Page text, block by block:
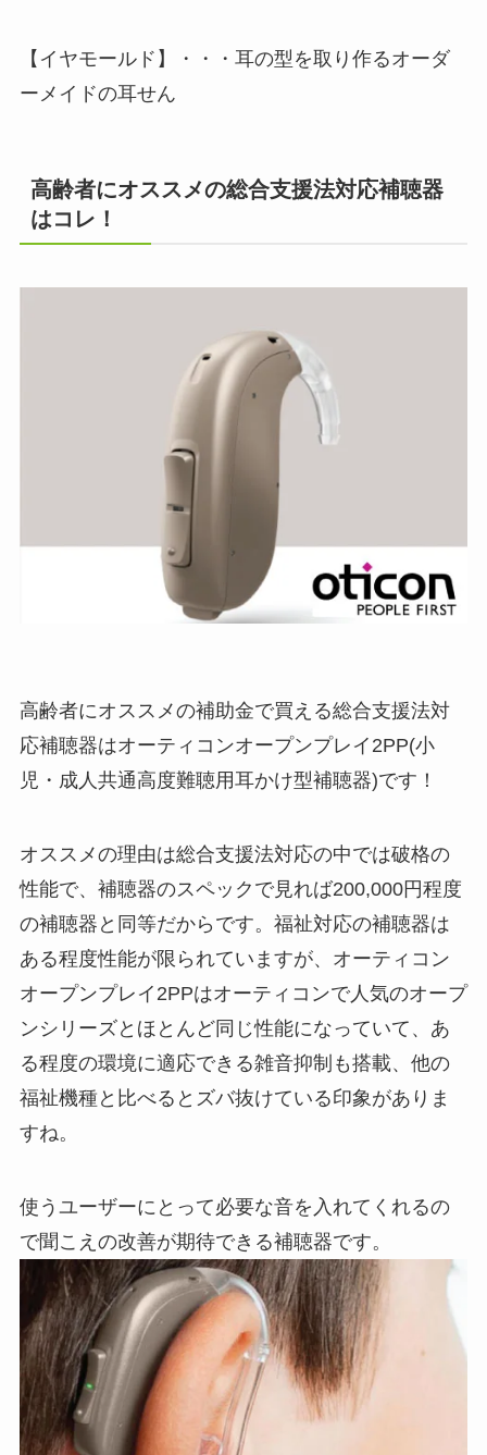
【イヤモールド】・・・耳の型を取り作るオーダ
ーメイドの耳せん
高齢者にオススメの総合支援法対応補聴器
はコレ！
高齢者にオススメの補助金で買える総合支援法対
応補聴器はオーティコンオープンプレイ2PP(小
児・成人共通高度難聴用耳かけ型補聴器)です！
オススメの理由は総合支援法対応の中では破格の
性能で、補聴器のスペックで見れば200,000円程度
の補聴器と同等だからです。福祉対応の補聴器は
ある程度性能が限られていますが、オーティコン
オープンプレイ2PPはオーティコンで人気のオープ
ンシリーズとほとんど同じ性能になっていて、あ
る程度の環境に適応できる雑音抑制も搭載、他の
福祉機種と比べるとズバ抜けている印象がありま
すね。
使うユーザーにとって必要な音を入れてくれるの
で聞こえの改善が期待できる補聴器です。